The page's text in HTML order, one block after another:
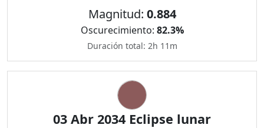
Magnitud: 0.884
Oscurecimiento: 82.3%
Duración total: 2h 11m
03 Abr 2034 Eclipse lunar